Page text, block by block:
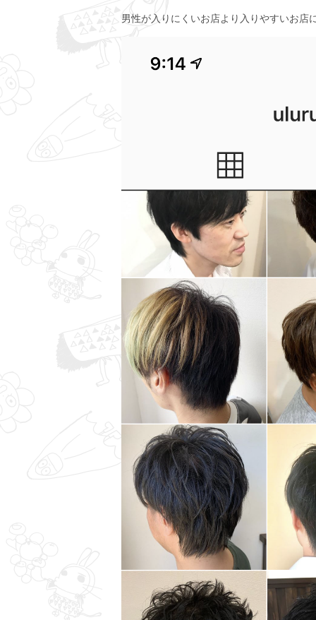
男性が入りにくいお店より入りやすいお